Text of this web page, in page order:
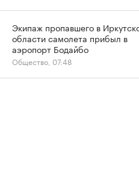
Экипаж пропавшего в
области самолета прибыл в
аэропорт Бодайбо
Общество, 07:48